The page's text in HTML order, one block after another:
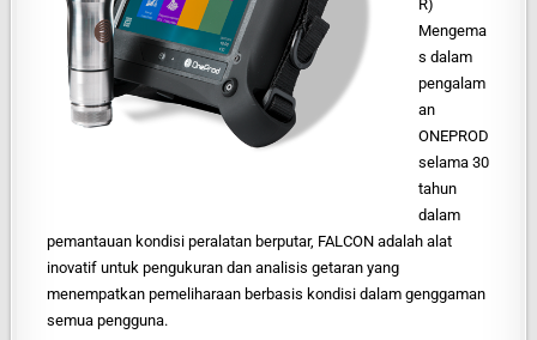
R)
Mengema
s dalam
pengalam
an
ONEPROD
selama 30
tahun
dalam
pemantauan kondisi peralatan berputar, FALCON adalah alat
inovatif untuk pengukuran dan analisis getaran yang
menempatkan pemeliharaan berbasis kondisi dalam genggaman
semua pengguna.